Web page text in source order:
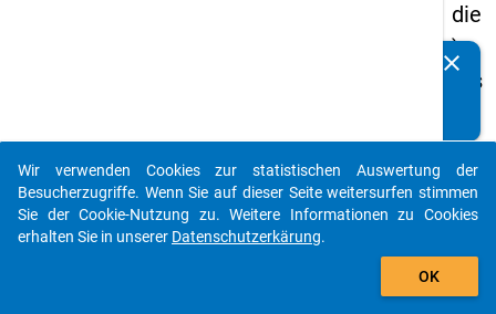
die
) -
ers
We
lle
65
clear
auto_stories
add_shopping_cart
Wir verwenden Cookies zur statistischen Auswertung der
Besucherzugriffe. Wenn Sie auf dieser Seite weitersurfen stimmen
Sie der Cookie-Nutzung zu. Weitere Informationen zu Cookies
erhalten Sie in unserer Datenschutzerkärung.
OK